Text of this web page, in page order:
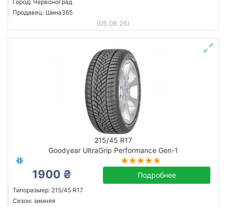
Город: Червоноград
Продавец: Шина365
(05.08.26)
215/45 R17
Goodyear UltraGrip Performance Gen-1
1900 ₴ Подробнее
Типоразмер: 215/45 R17
Сезон: зимняя